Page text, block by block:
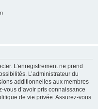
L’enregistrement ne prend
L’administrateur du
additionnelles aux membres
vous d’avoir pris connaissance
de vie privée. Assurez-vous